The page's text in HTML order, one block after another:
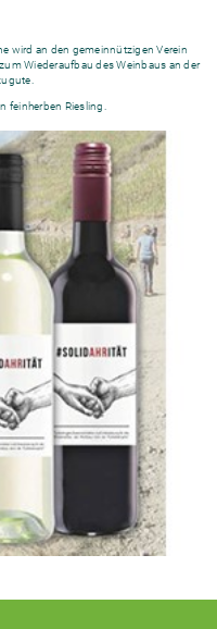
wird an den gemeinnützigen Verein
Wiederaufbau des Weinbaus an der
feinherben Riesling.